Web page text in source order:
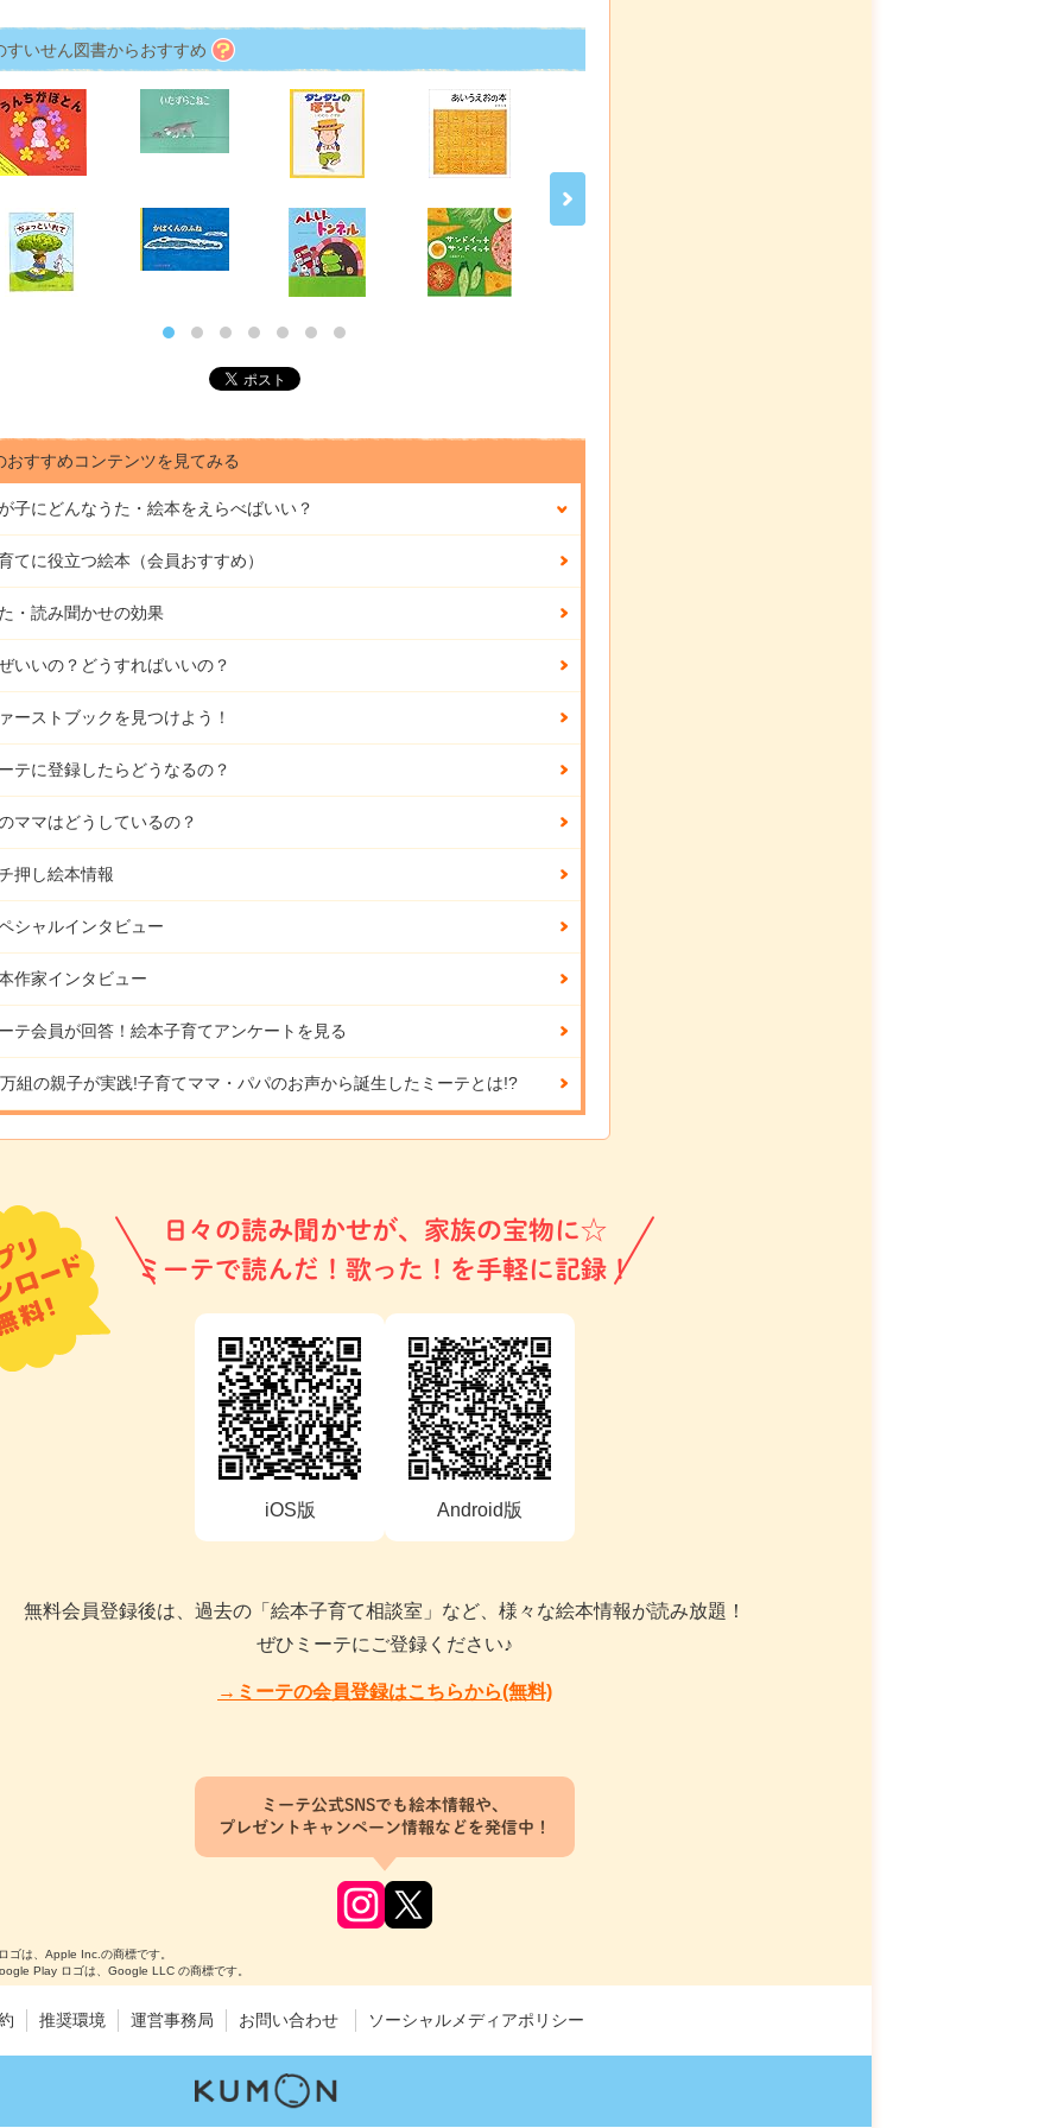
すいせん図書からおすすめ
おすすめコンテンツを見てみる
子にどんなうた・絵本をえらべばいい？
てに役立つ絵本（会員おすすめ）
・読み聞かせの効果
いいの？どうすればいいの？
ーストブックを見つけよう！
テに登録したらどうなるの？
ママはどうしているの？
押し絵本情報
シャルインタビュー
作家インタビュー
テ会員が回答！ 絵本子育てアンケートを見る
組の親子が実践!子育てママ・パパのお声から誕生したミーテとは!?
日々の読み聞かせが、家族の宝物に☆
ミーテで読んだ！歌った！を手軽に記録！
iOS版 Android版
無料会員登録後は、過去の「絵本子育て相談室」など、様々な絵本情報が読み放題！
ぜひミーテにご登録ください♪
→ミーテの会員登録はこちらから(無料)
ミーテ公式SNSでも絵本情報や、
プレゼントキャンペーン情報などを発信中！
は、Apple Inc.の商標です。
Play ロゴは、Google LLC の商標です。
推奨環境 運営事務局 お問い合わせ ソーシャルメディアポリシー